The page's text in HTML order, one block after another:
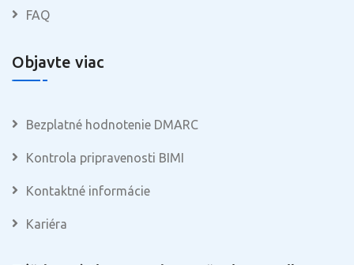
FAQ
Objavte viac
Bezplatné hodnotenie DMARC
Kontrola pripravenosti BIMI
Kontaktné informácie
Kariéra